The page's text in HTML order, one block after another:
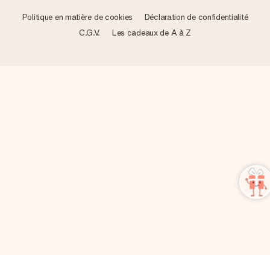
Politique en matière de cookies
Déclaration de confidentialité
C.G.V.
Les cadeaux de A à Z